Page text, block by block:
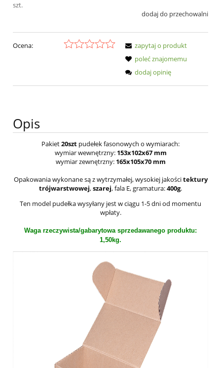
szt.
dodaj do przechowalni
Ocena:
zapytaj o produkt
poleć znajomemu
dodaj opinię
Opis
Pakiet20szt pudełek fasonowych o wymiarach:
wymiar wewnętrzny: 153x102x67 mm
wymiar zewnętrzny: 165x105x70 mm
Opakowania wykonane są z wytrzymałej, wysokiej jakościtektury
trójwarstwowej,szarej, fala E, gramatura:400g.
Ten model pudełka wysyłany jest w ciągu 1-5 dni od momentu
wpłaty.
Waga rzeczywista/gabarytowa sprzedawanego produktu:
1,50kg.